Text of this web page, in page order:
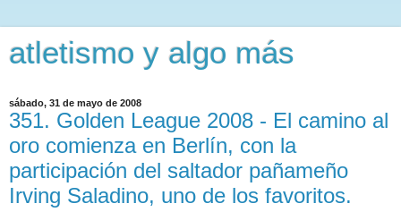
atletismo y algo más
sábado, 31 de mayo de 2008
351. Golden League 2008 - El camino al
oro comienza en Berlín, con la
participación del saltador pañameño
Irving Saladino, uno de los favoritos.